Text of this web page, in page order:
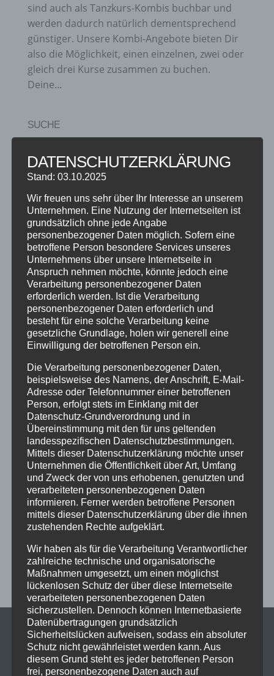
sind auch als Tanzkurs-Kombis buchbar und
werden dadurch natürlich dementsprechend
günstiger. Unsere Kombi-Angebote bieten Dir
also die Möglichkeit, einen einzelnen, zwei oder
gleich drei Kurse zusammen zu buchen.
Deine...
SUCHE
SCHNUPPERTAG 2026
Abschlussball 2026
WEIHNACHTSFERIEN
KATEGORIEN
Kategorien
SCHLAGWÖRTER
Charity
cool Corona Coronavirus
Dance
dancing
Deine Tanzschule Einsteigerkurs
Event
Ferien
Ferienprogramm Fitness
Fitnessprogramm
Fortgeschrittene
Gesellschaftstanz
Immenstadt
im Schloss
Jive Jugendliche online
Paartanz
Schaut hin!
Schloss Immenstadt
Silvester
Sommerferien
Streetdance tanzen
Tanzen lernen
Tanzkurs
Tanzpause Tanzschule
Tanzschulfamilie
Workshop tanzen
Zumba Zumba Kurs Übungsabend
DATENSCHUTZERKLÄRUNG
Stand: 03.10.2025
Wir freuen uns sehr über Ihr Interesse an unserem
Unternehmen. Eine Nutzung der Internetseiten ist
grundsätzlich ohne jede Angabe
personenbezogener Daten möglich. Sofern eine
betroffene Person besondere Services unseres
Unternehmens über unsere Internetseite in
Anspruch nehmen möchte, könnte jedoch eine
Verarbeitung personenbezogener Daten
erforderlich werden. Ist die Verarbeitung
personenbezogener Daten erforderlich und
besteht für eine solche Verarbeitung keine
gesetzliche Grundlage, holen wir generell eine
Einwilligung der betroffenen Person ein.
Die Verarbeitung personenbezogener Daten,
beispielsweise des Namens, der Anschrift, E-Mail-
Adresse oder Telefonnummer einer betroffenen
Person, erfolgt stets im Einklang mit der
Datenschutz-Grundverordnung und in
Übereinstimmung mit den für uns geltenden
landesspezifischen Datenschutzbestimmungen.
Mittels dieser Datenschutzerklärung möchte unser
Unternehmen die Öffentlichkeit über Art, Umfang
und Zweck der von uns erhobenen, genutzten und
verarbeiteten personenbezogenen Daten
informieren. Ferner werden betroffene Personen
mittels dieser Datenschutzerklärung über die ihnen
zustehenden Rechte aufgeklärt.
Wir haben als für die Verarbeitung Verantwortlicher
zahlreiche technische und organisatorische
Maßnahmen umgesetzt, um einen möglichst
lückenlosen Schutz der über diese Internetseite
verarbeiteten personenbezogenen Daten
sicherzustellen. Dennoch können Internetbasierte
Datenübertragungen grundsätzlich
Sicherheitslücken aufweisen, sodass ein absoluter
Schutz nicht gewährleistet werden kann. Aus
diesem Grund steht es jeder betroffenen Person
frei, personenbezogene Daten auch auf